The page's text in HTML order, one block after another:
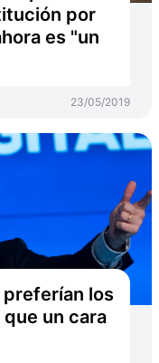
por
es "un
23/05/2019
preferían los
un cara